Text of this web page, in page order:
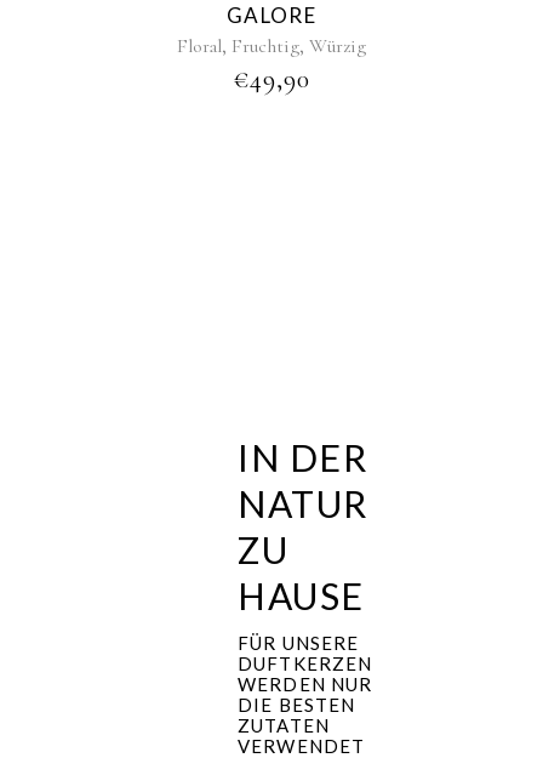
GALORE
Floral, Fruchtig, Würzig
€49,90
IN DER
NATUR
ZU
HAUSE
FÜR UNSERE
DUFTKERZEN
WERDEN NUR
DIE BESTEN
ZUTATEN
VERWENDET